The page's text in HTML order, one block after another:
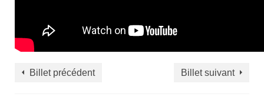
Billet précédent Billet suivant